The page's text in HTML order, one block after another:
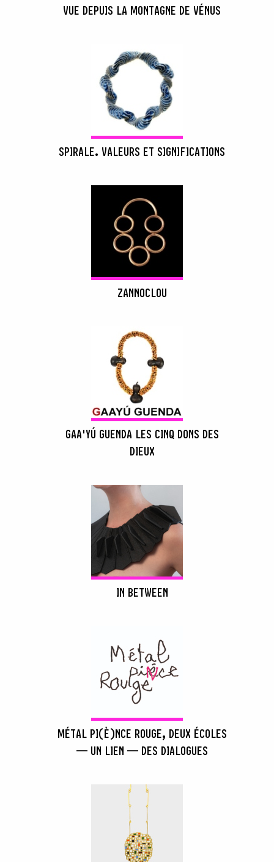
VUE DEPUIS LA MONTAGNE DE VÉNUS
SPIRALE. VALEURS ET SIGNIFICATIONS
ZANNOCLOU
GAA'YÚ GUENDA LES CINQ DONS DES
DIEUX
IN BETWEEN
MÉTAL PI(È)NCE ROUGE, DEUX ÉCOLES
— UN LIEN — DES DIALOGUES